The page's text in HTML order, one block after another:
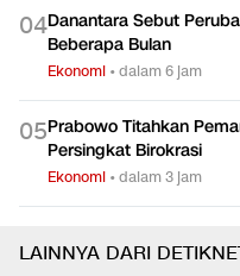
04Danantara Sebut
Beberapa Bulan
Ekonomi •dalam 6 jam
05Prabowo Titahkan
Persingkat Birokrasi
Ekonomi •dalam 3 jam
LAINNYA DARI